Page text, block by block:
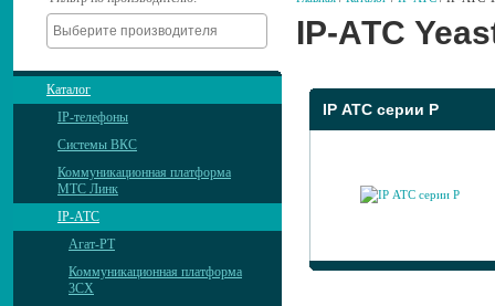
Каталог
IP-телефоны
Системы ВКС
Коммуникационная платформа
МТС Линк
IP-АТС
Агат-РТ
Коммуникационная платформа
3CX
IP-АТС
IP АТС серии P